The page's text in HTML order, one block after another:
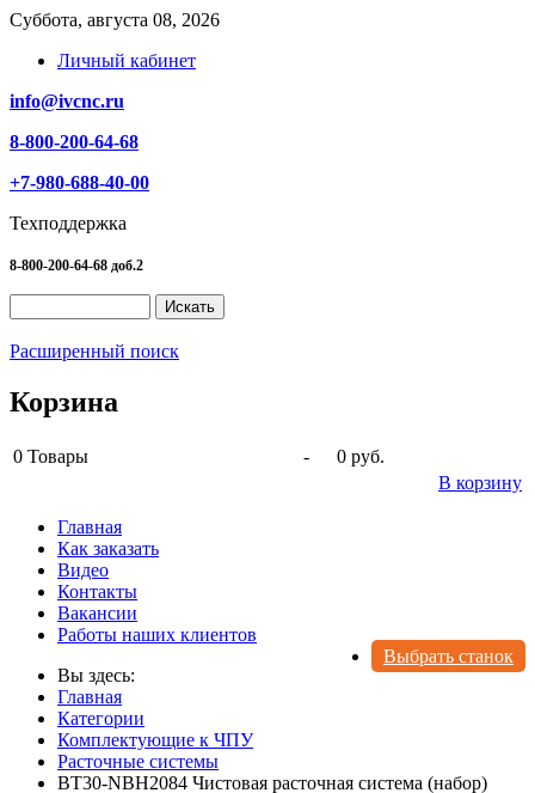
Суббота, августа 08, 2026
Личный кабинет
info@ivcnc.ru
8-800-200-64-68
+7-980-688-40-00
Техподдержка
8-800-200-64-68 доб.2
Расширенный поиск
Корзина
0 Товары -
0 руб.
В корзину
Главная
Как заказать
Видео
Контакты
Вакансии
Работы наших клиентов
Выбрать станок
Вы здесь:
Главная
Категории
Комплектующие к ЧПУ
Расточные системы
BT30-NBH2084 Чистовая расточная система (набор)